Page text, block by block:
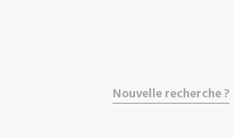
Nouvelle recherche ?